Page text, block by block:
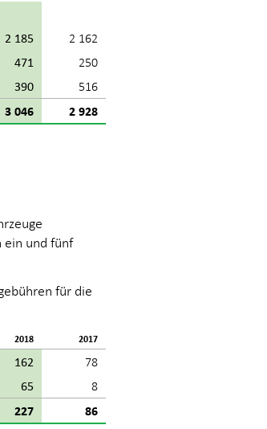
2 185
2 162
471
250
390
516
3 046 2 928
ein und fünf
für die
2018 2017
162
78
65
8
227 86